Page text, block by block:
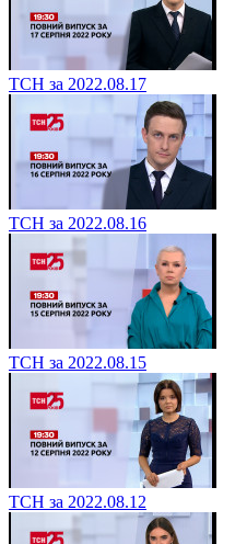
ТСН за 2022.08.17
ТСН за 2022.08.16
ТСН за 2022.08.15
ТСН за 2022.08.12